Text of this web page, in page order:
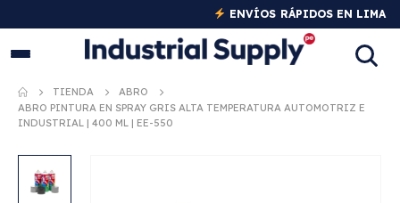
TIENDA
ABRO
ABRO PINTURA EN SPRAY GRIS ALTA TEMPERATURA AUTOMOTRIZ E
INDUSTRIAL | 400 ML | EE-550